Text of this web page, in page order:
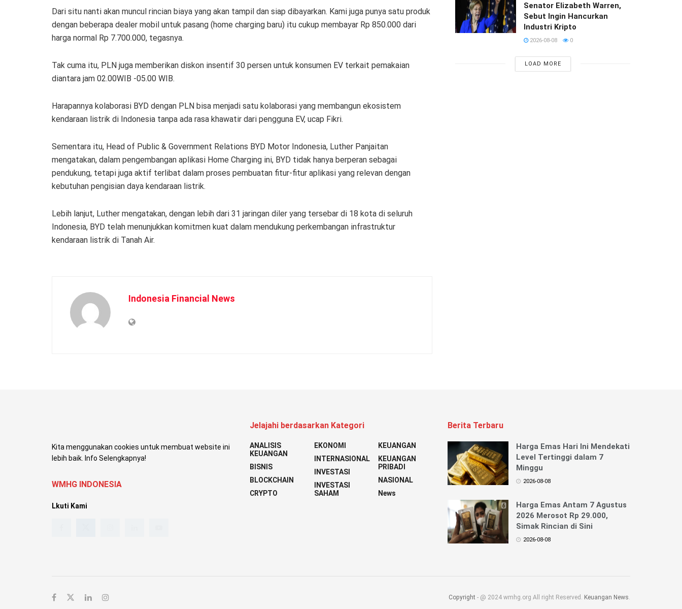
Dari situ nanti akan muncul rincian biaya yang akan tampil dan siap dibayarkan. Kami juga punya satu produk
dengan beberapa dealer mobil untuk pasang (home charging baru) itu cukup membayar Rp 850.000 dari
harga normal Rp 7.700.000, tegasnya.
Tak cuma itu, PLN juga memberikan diskon insentif 30 persen untuk konsumen EV terkait pemakaian
diantara jam 02.00WIB -05.00 WIB.
Harapannya kolaborasi BYD dengan PLN bisa menjadi satu kolaborasi yang membangun ekosistem
kendaraan listrik di Indonesia tanpa ada rasa khawatir dari pengguna EV, ucap Fikri.
Sementara itu, Head of Public & Government Relations BYD Motor Indonesia, Luther Panjaitan
mengatakan, dalam pengembangan aplikasi Home Charging ini, BYD tidak hanya berperan sebagai
pendukung, tetapi juga aktif terlibat dalam proses pembuatan fitur-fitur aplikasi yang relevan dengan
kebutuhan pengisian daya kendaraan listrik.
Lebih lanjut, Luther mengatakan, dengan lebih dari 31 jaringan diler yang tersebar di 18 kota di seluruh
Indonesia, BYD telah menunjukkan komitmen kuat dalam mendukung perkembangan infrastruktur
kendaraan listrik di Tanah Air.
Indonesia Financial News
Senator Elizabeth Warren,
Sebut Ingin Hancurkan
Industri Kripto
2026-08-08 0
LOAD MORE
Kita menggunakan cookies untuk membuat website ini
lebih baik. Info Selengkapnya!
WMHG INDONESIA
Lkuti Kami
Jelajahi berdasarkan Kategori
ANALISIS
KEUANGAN
BISNIS
BLOCKCHAIN
CRYPTO
EKONOMI
INTERNASIONAL
INVESTASI
INVESTASI
SAHAM
KEUANGAN
KEUANGAN
PRIBADI
NASIONAL
News
Berita Terbaru
Harga Emas Hari Ini Mendekati
Level Tertinggi dalam 7
Minggu
2026-08-08
Harga Emas Antam 7 Agustus
2026 Merosot Rp 29.000,
Simak Rincian di Sini
2026-08-08
Copyright - @ 2024 wmhg.org All right Reserved. Keuangan News.